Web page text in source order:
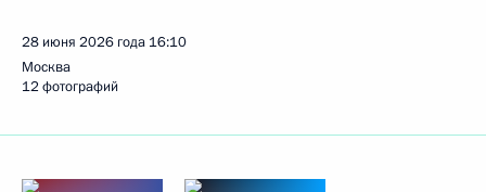
28 июня 2026 года 16:10
Москва
12 фотографий